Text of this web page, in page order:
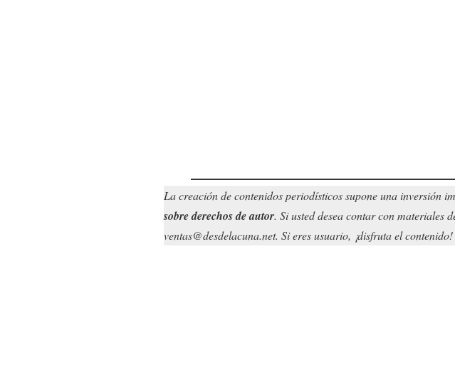
La creación de contenidos periodísticos supone una inversión
sobre derechos de autor. Si usted desea contar con materiales
ventas@desdelacuna.net. Si eres usuario, ¡disfruta el contenido!